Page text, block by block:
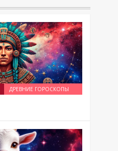
ДРЕВНИЕ ГОРОСКОПЫ